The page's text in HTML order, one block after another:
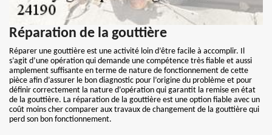
Réparation de la gouttière
Réparer une gouttière est une activité loin d’être facile à accomplir. Il
s’agit d’une opération qui demande une compétence très fiable et aussi
amplement suffisante en terme de nature de fonctionnement de cette
pièce afin d’assurer le bon diagnostic pour l’origine du problème et pour
définir correctement la nature d’opération qui garantit la remise en état
de la gouttière. La réparation de la gouttière est une option fiable avec un
coût moins cher comparer aux travaux de changement de la gouttière qui
perd son bon fonctionnement.